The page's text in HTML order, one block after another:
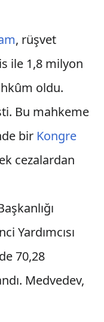
, rüşvet
ile 1,8 milyon
oldu.
Bu mahkeme
bir Kongre
cezalardan
Yardımcısı
70,28
Medvedev,